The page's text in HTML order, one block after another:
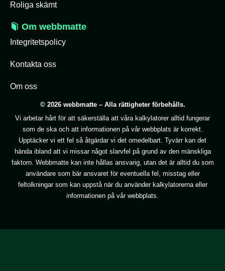
Roliga skämt
Om webbmatte
Integritetspolicy
Kontakta oss
Om oss
© 2026 webbmatte – Alla rättigheter förbehålls.
Vi arbetar hårt för att säkerställa att våra kalkylatorer alltid fungerar
som de ska och att informationen på vår webbplats är korrekt.
Upptäcker vi ett fel så åtgärdar vi det omedelbart. Tyvärr kan det
hända ibland att vi missar något slarvfel på grund av den mänskliga
faktorn. Webbmatte kan inte hållas ansvarig, utan det är alltid du som
användare som bär ansvaret för eventuella fel, misstag eller
feltolkningar som kan uppstå när du använder kalkylatorerna eller
informationen på vår webbplats.